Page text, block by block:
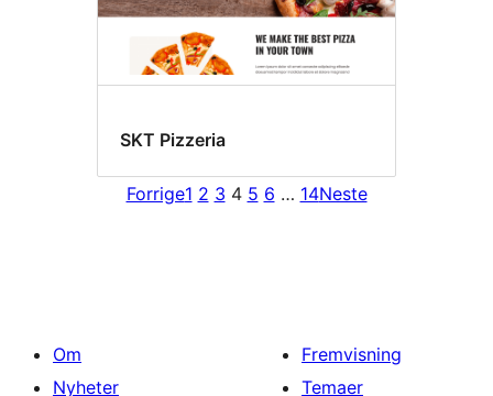
SKT Pizzeria
Forrige1 2 3 4 5 6 … 14Neste
Om
Nyheter
Fremvisning
Temaer